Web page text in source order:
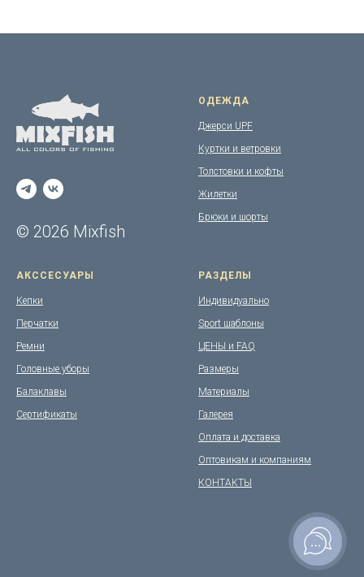
© 2026 Mixfish
ОДЕЖДА
Джерси UPF
Куртки и ветровки
Толстовки и кофты
Жилетки
Брюки и шорты
АКССЕСУАРЫ
Кепки
Перчатки
Ремни
Головные уборы
Балаклавы
Сертификаты
РАЗДЕЛЫ
Индивидуально
Sport шаблоны
ЦЕНЫ и FAQ
Размеры
Материалы
Галерея
Оплата и доставка
Оптовикам и компаниям
КОНТАКТЫ